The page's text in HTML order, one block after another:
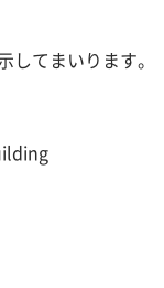
てまいります。